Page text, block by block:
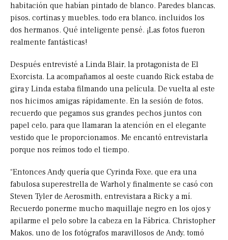
habitación que habían pintado de blanco. Paredes blancas,
pisos, cortinas y muebles, todo era blanco, incluidos los
dos hermanos. Qué inteligente pensé. ¡Las fotos fueron
realmente fantásticas!
Después entrevisté a Linda Blair, la protagonista de El
Exorcista. La acompañamos al oeste cuando Rick estaba de
gira y Linda estaba filmando una película. De vuelta al este
nos hicimos amigas rápidamente. En la sesión de fotos,
recuerdo que pegamos sus grandes pechos juntos con
papel celo, para que llamaran la atención en el elegante
vestido que le proporcionamos. Me encantó entrevistarla
porque nos reímos todo el tiempo.
“Entonces Andy quería que Cyrinda Foxe, que era una
fabulosa superestrella de Warhol y finalmente se casó con
Steven Tyler de Aerosmith, entrevistara a Rick y a mí.
Recuerdo ponerme mucho maquillaje negro en los ojos y
apilarme el pelo sobre la cabeza en la Fábrica. Christopher
Makos, uno de los fotógrafos maravillosos de Andy, tomó